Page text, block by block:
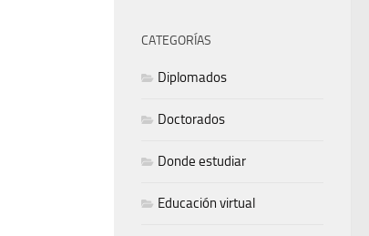
CATEGORÍAS
Diplomados
Doctorados
Donde estudiar
Educación virtual